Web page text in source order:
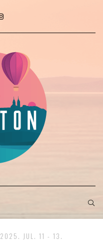
2025. JUL. 11 - 13.